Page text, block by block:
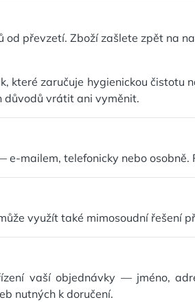
převzetí. Zboží zašlete zpět na
které zaručuje hygienickou
důvodů vrátit ani vyměnit.
mailem, telefonicky nebo osobně.
využít také mimosoudní řešení
vaší objednávky — jméno,
nutných k doručení.